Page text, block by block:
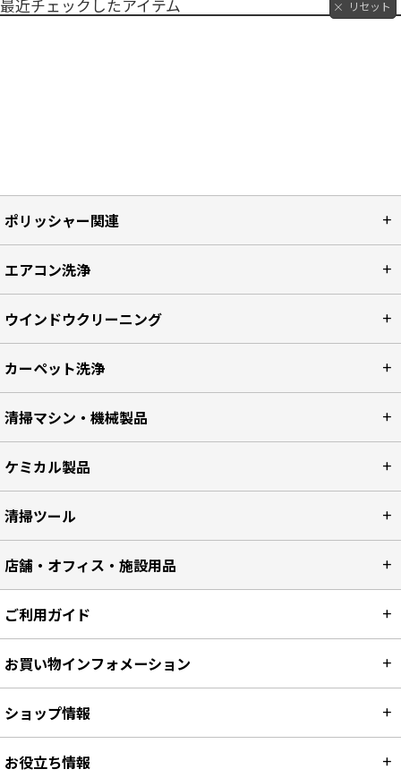
最近チェックしたアイテム リセット
ポリッシャー関連
エアコン洗浄
ウインドウクリーニング
カーペット洗浄
清掃マシン・機械製品
ケミカル製品
清掃ツール
店舗・オフィス・施設用品
ご利用ガイド
お買い物インフォメーション
ショップ情報
お役立ち情報